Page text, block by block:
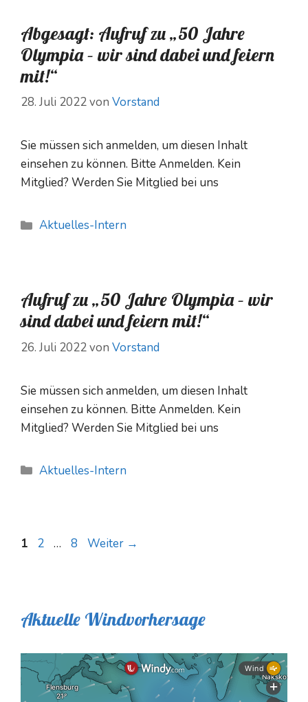
Abgesagt: Aufruf zu „50 Jahre
Olympia – wir sind dabei und feiern
mit!“
28. Juli 2022von Vorstand
Sie müssen sich anmelden, um diesen Inhalt
einsehen zu können. Bitte Anmelden. Kein
Mitglied? Werden Sie Mitglied bei uns
Kategorien
Aktuelles-Intern
Aufruf zu „50 Jahre Olympia – wir
sind dabei und feiern mit!“
26. Juli 2022von Vorstand
Sie müssen sich anmelden, um diesen Inhalt
einsehen zu können. Bitte Anmelden. Kein
Mitglied? Werden Sie Mitglied bei uns
Kategorien
Aktuelles-Intern
Seite
1 Seite
2 … Seite
8 Weiter →
Aktuelle Windvorhersage